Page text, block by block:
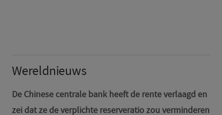
Wereldnieuws
De Chinese centrale bank heeft de rente verlaagd en
zei dat ze de verplichte reserveratio zou verminderen